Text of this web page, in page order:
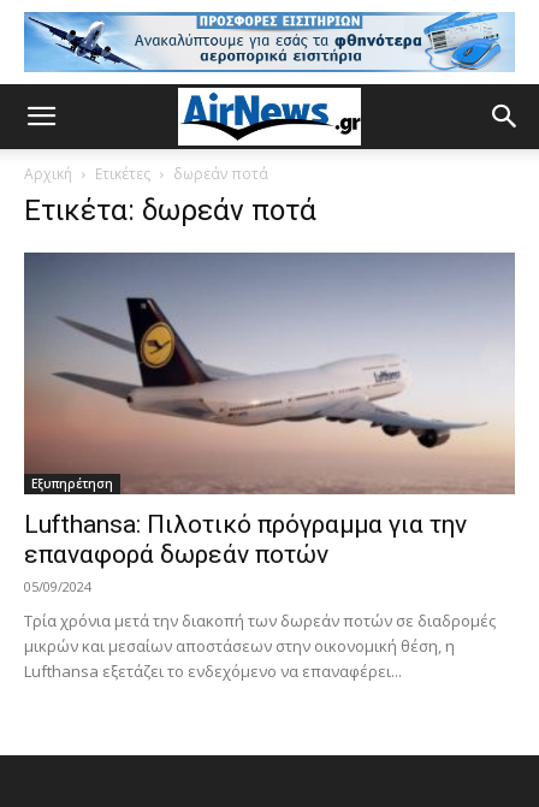
Αρχική Ετικέτες δωρεάν ποτά
Ετικέτα: δωρεάν ποτά
Εξυπηρέτηση
Lufthansa: Πιλοτικό πρόγραμμα για την
επαναφορά δωρεάν ποτών
05/09/2024
Τρία χρόνια μετά την διακοπή των δωρεάν ποτών σε διαδρομές
μικρών και μεσαίων αποστάσεων στην οικονομική θέση, η
Lufthansa εξετάζει το ενδεχόμενο να επαναφέρει...